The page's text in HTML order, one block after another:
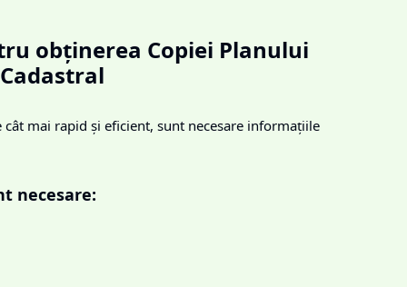
obținerea Copiei Planului
Cadastral
cât mai rapid și eficient, sunt necesare informațiile
necesare: